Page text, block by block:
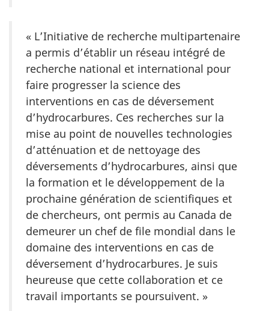
« L’Initiative de recherche multipartenaire
a permis d’établir un réseau intégré de
recherche national et international pour
faire progresser la science des
interventions en cas de déversement
d’hydrocarbures. Ces recherches sur la
mise au point de nouvelles technologies
d’atténuation et de nettoyage des
déversements d’hydrocarbures, ainsi que
la formation et le développement de la
prochaine génération de scientifiques et
de chercheurs, ont permis au Canada de
demeurer un chef de file mondial dans le
domaine des interventions en cas de
déversement d’hydrocarbures. Je suis
heureuse que cette collaboration et ce
travail importants se poursuivent. »